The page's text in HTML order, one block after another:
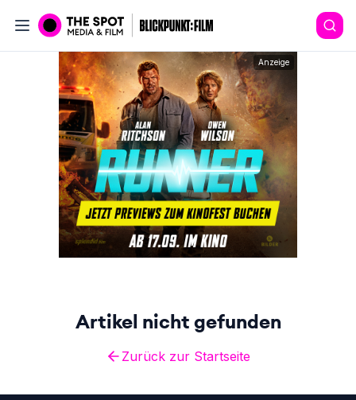
Anzeige
Artikel nicht gefunden
Zurück zur Startseite